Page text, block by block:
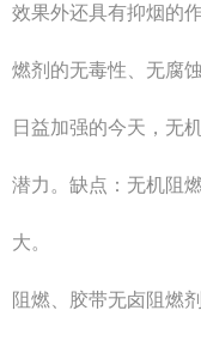
效果外还具有抑烟的
燃剂的无毒性、无腐
日益加强的今天，无
潜力。缺点：无机阻
大。
阻燃、胶带无卤阻燃